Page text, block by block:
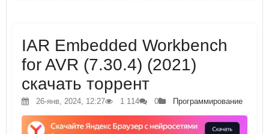
IAR Embedded Workbench
for AVR (7.30.4) (2021)
скачать торрент
26-янв, 2024, 12:27 1 114 0 Программирование